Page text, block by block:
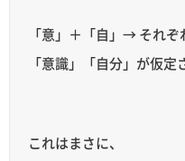
「意」＋「自」→ それぞ
「意識」「自分」が仮定
これはまさに、